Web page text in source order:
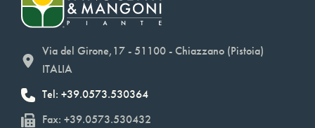
Via del Girone,17 - 51100 - Chiazzano (Pistoia)
ITALIA
Tel: +39.0573.530364
Fax: +39.0573.530432